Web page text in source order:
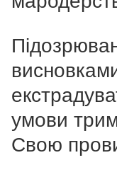
умови
Свою